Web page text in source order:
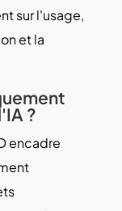
sur l'usage,
et la
?
encadre